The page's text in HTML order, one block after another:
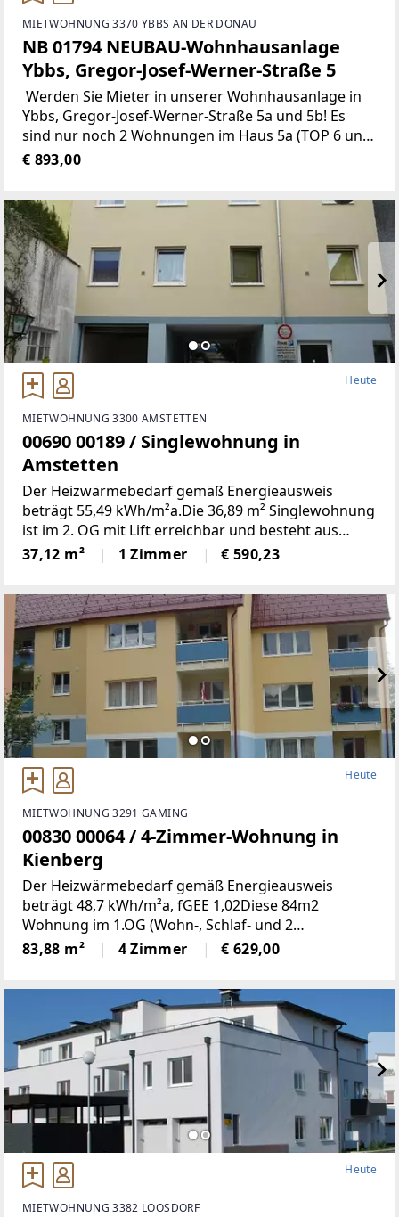
MIETWOHNUNG 3370 YBBS AN DER DONAU
NB 01794 NEUBAU-Wohnhausanlage
Ybbs, Gregor-Josef-Werner-Straße 5
Werden Sie Mieter in unserer Wohnhausanlage in
Ybbs, Gregor-Josef-Werner-Straße 5a und 5b! Es
sind nur noch 2 Wohnungen im Haus 5a (TOP 6 und
TOP 7) verfügbar! Der Heizwärmebedarf gemäß
€ 893,00
Heute
MIETWOHNUNG 3300 AMSTETTEN
00690 00189 / Singlewohnung in
Amstetten
Der Heizwärmebedarf gemäß Energieausweis
beträgt 55,49 kWh/m²a.Die 36,89 m² Singlewohnung
ist im 2. OG mit Lift erreichbar und besteht aus
folgenden Räumen:Wohnschlafraum, Küche,
Vorzimmer und Bad inkl. WC1 Kellerabteil
37,12 m² 1 Zimmer € 590,23
Heute
MIETWOHNUNG 3291 GAMING
00830 00064 / 4-Zimmer-Wohnung in
Kienberg
Der Heizwärmebedarf gemäß Energieausweis
beträgt 48,7 kWh/m²a, fGEE 1,02Diese 84m2
Wohnung im 1.OG (Wohn-, Schlaf- und 2
Kinderzimmer, Küche, Bad, WC, Abstell- und
Vorraum, Loogia) befindet sich in einer ruhigen
83,88 m² 4 Zimmer € 629,00
Heute
MIETWOHNUNG 3382 LOOSDORF